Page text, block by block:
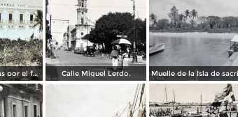
Hotel Diligencias por el fotografo Walter E Hadsell. ( Circulada el 17 de Febrero de 1914 ). Calle Miguel Lerdo.